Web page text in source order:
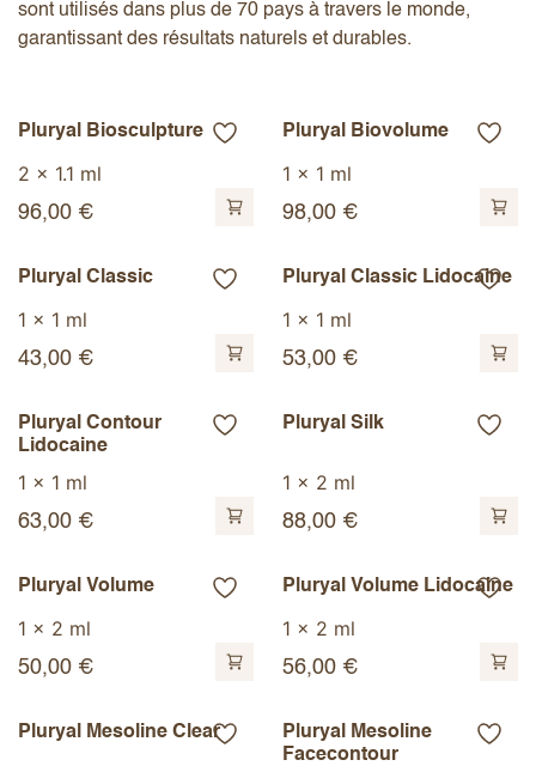
sont utilisés dans plus de 70 pays à travers le monde,
garantissant des résultats naturels et durables.
Pluryal Biosculpture
2 x 1.1 ml
96,00 €
Pluryal Biovolume
1 x 1 ml
98,00 €
Pluryal Classic
1 x 1 ml
43,00 €
Pluryal Classic Lidocaine
1 x 1 ml
53,00 €
Pluryal Contour
Lidocaine
1 x 1 ml
63,00 €
Pluryal Silk
1 x 2 ml
88,00 €
Pluryal Volume
1 x 2 ml
50,00 €
Pluryal Volume Lidocaine
1 x 2 ml
56,00 €
Pluryal Mesoline Clear
Pluryal Mesoline
Facecontour